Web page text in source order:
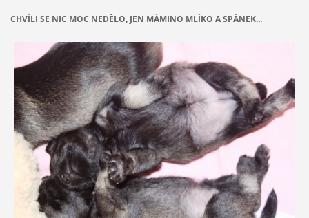
CHVÍLI SE NIC MOC NEDĚLO, JEN MÁMINO MLÍKO A SPÁNEK...